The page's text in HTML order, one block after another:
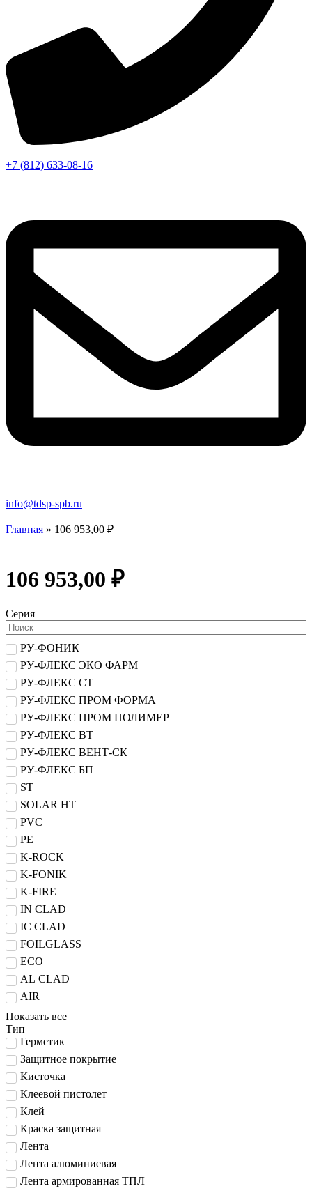
+7 (812) 633-08-16
info@tdsp-spb.ru
Главная » 106 953,00 ₽
106 953,00 ₽
Серия
РУ-ФОНИК
РУ-ФЛЕКС ЭКО ФАРМ
РУ-ФЛЕКС СТ
РУ-ФЛЕКС ПРОМ ФОРМА
РУ-ФЛЕКС ПРОМ ПОЛИМЕР
РУ-ФЛЕКС ВТ
РУ-ФЛЕКС ВЕНТ-СК
РУ-ФЛЕКС БП
ST
SOLAR HT
PVC
PE
K-ROCK
K-FONIK
K-FIRE
IN CLAD
IC CLAD
FOILGLASS
ECO
AL CLAD
AIR
Показать все
Тип
Герметик
Защитное покрытие
Кисточка
Клеевой пистолет
Клей
Краска защитная
Лента
Лента алюминиевая
Лента армированная ТПЛ